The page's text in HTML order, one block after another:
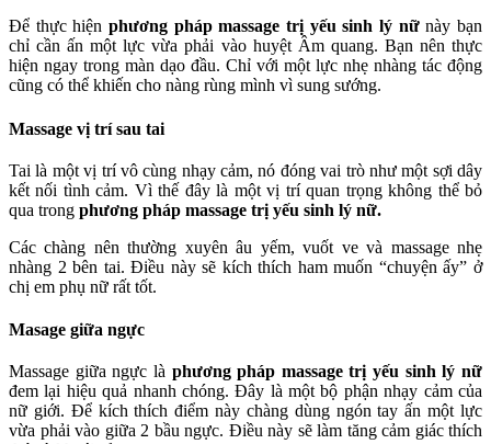
Để thực hiện phương pháp massage trị yếu sinh lý nữnày bạn
chỉ cần ấn một lực vừa phải vào huyệt Âm quang. Bạn nên thực
hiện ngay trong màn dạo đầu. Chỉ với một lực nhẹ nhàng tác động
cũng có thể khiến cho nàng rùng mình vì sung sướng.
Massage vị trí sau tai
Tai là một vị trí vô cùng nhạy cảm, nó đóng vai trò như một sợi dây
kết nối tình cảm. Vì thế đây là một vị trí quan trọng không thể bỏ
qua trong phương pháp massage trị yếu sinh lý nữ.
Các chàng nên thường xuyên âu yếm, vuốt ve và massage nhẹ
nhàng 2 bên tai. Điều này sẽ kích thích ham muốn “chuyện ấy” ở
chị em phụ nữ rất tốt.
Masage giữa ngực
Massage giữa ngực là phương pháp massage trị yếu sinh lý nữ
đem lại hiệu quả nhanh chóng. Đây là một bộ phận nhạy cảm của
nữ giới. Để kích thích điểm này chàng dùng ngón tay ấn một lực
vừa phải vào giữa 2 bầu ngực. Điều này sẽ làm tăng cảm giác thích